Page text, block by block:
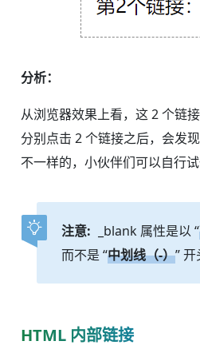
分析：
从浏览器效果上看，这 2 个链
分别点击 2 个链接之后，会发
不一样的，小伙伴们可以自行试
注意: _blank 属性是以 “
而不是 “中划线（-）” 开
HTML 内部链接